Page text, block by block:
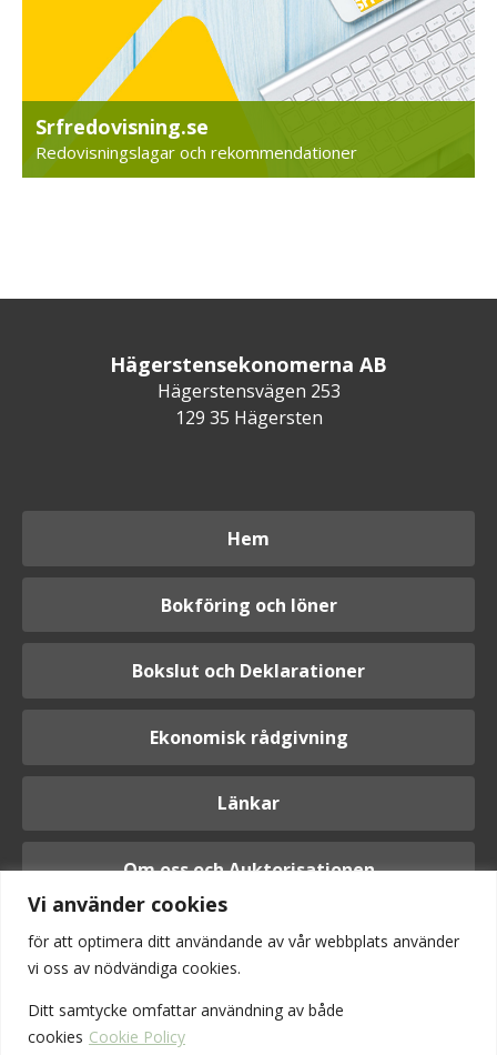
Vi använder cookies
för att optimera ditt användande av vår webbplats använder
vi oss av nödvändiga cookies.
Ditt samtycke omfattar användning av både
cookies Cookie Policy
Srfredovisning.se
Redovisningslagar och rekommendationer
Hägerstensekonomerna AB
Hägerstensvägen 253
129 35 Hägersten
Hem
Bokföring och löner
Bokslut och Deklarationer
Ekonomisk rådgivning
Länkar
Om oss och Auktorisationen
Logga in